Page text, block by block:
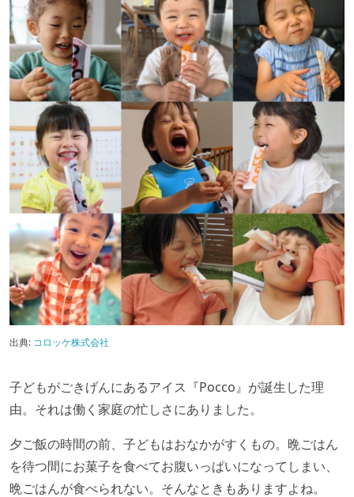
出典: コロッケ株式会社
子どもがごきげんにあるアイス『Pocco』が誕生した理
由。それは働く家庭の忙しさにありました。
夕ご飯の時間の前、子どもはおなかがすくもの。晩ごはん
を待つ間にお菓子を食べてお腹いっぱいになってしまい、
晩ごはんが食べられない。そんなときもありますよね。